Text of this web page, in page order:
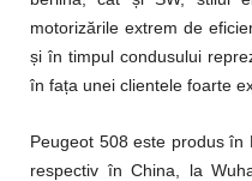
motorizările extrem de
și în timpul condusului
în fața unei clientele foarte
Peugeot 508 este produs în
respectiv în China, la